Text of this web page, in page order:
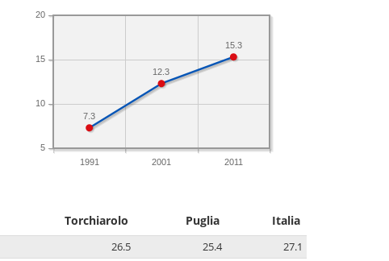
1991 2001 2011
5
10
15
20
15.3
12.3
7.3
Torchiarolo Puglia Italia
26.5 25.4
27.1